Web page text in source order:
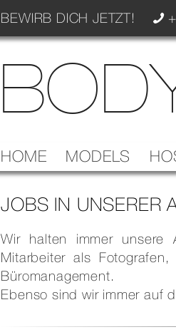
BEWIRB DICH JETZT!
HOME MODELS
JOBS IN UNSERER
Wir halten immer unsere
Mitarbeiter als
Büromanagement.
Ebenso sind wir immer auf